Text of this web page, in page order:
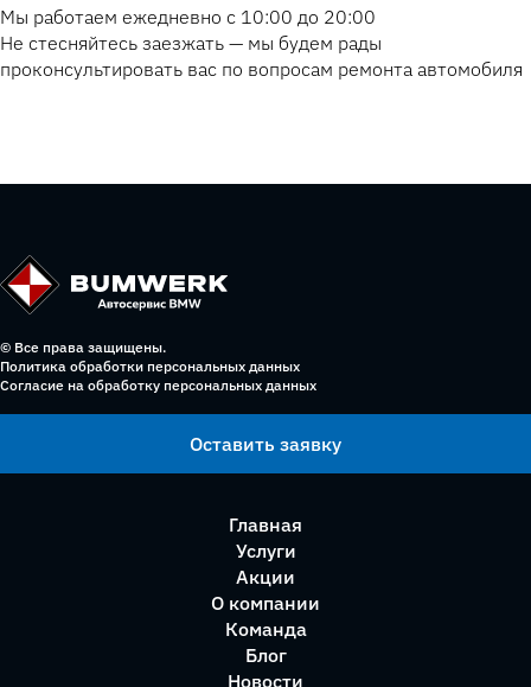
Мы работаем ежедневно с 10:00 до 20:00
Не стесняйтесь заезжать — мы будем рады
проконсультировать вас по вопросам ремонта автомобиля
© Все права защищены.
Политика обработки персональных данных
Согласие на обработку персональных данных
Оставить заявку
Главная
Услуги
Акции
О компании
Команда
Блог
Новости